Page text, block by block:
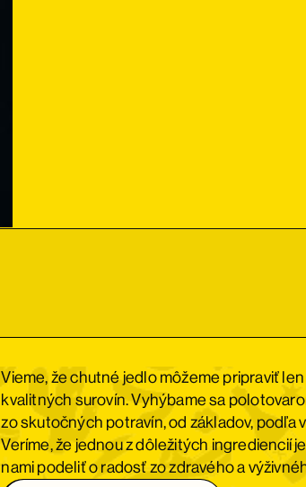
Vieme, že chutné jedlo môžeme pripraviť
kvalitných surovín. Vyhýbame sa
zo skutočných potravín, od základov, podľa
Veríme, že jednou z dôležitých ingrediencií
nami podeliť o radosť zo zdravého a